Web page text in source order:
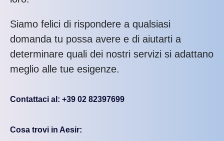
Siamo felici di rispondere a qualsiasi
domanda tu possa avere e di aiutarti a
determinare quali dei nostri servizi si adattano
meglio alle tue esigenze.
Contattaci al: +39 02 82397699
Cosa trovi in Aesir: